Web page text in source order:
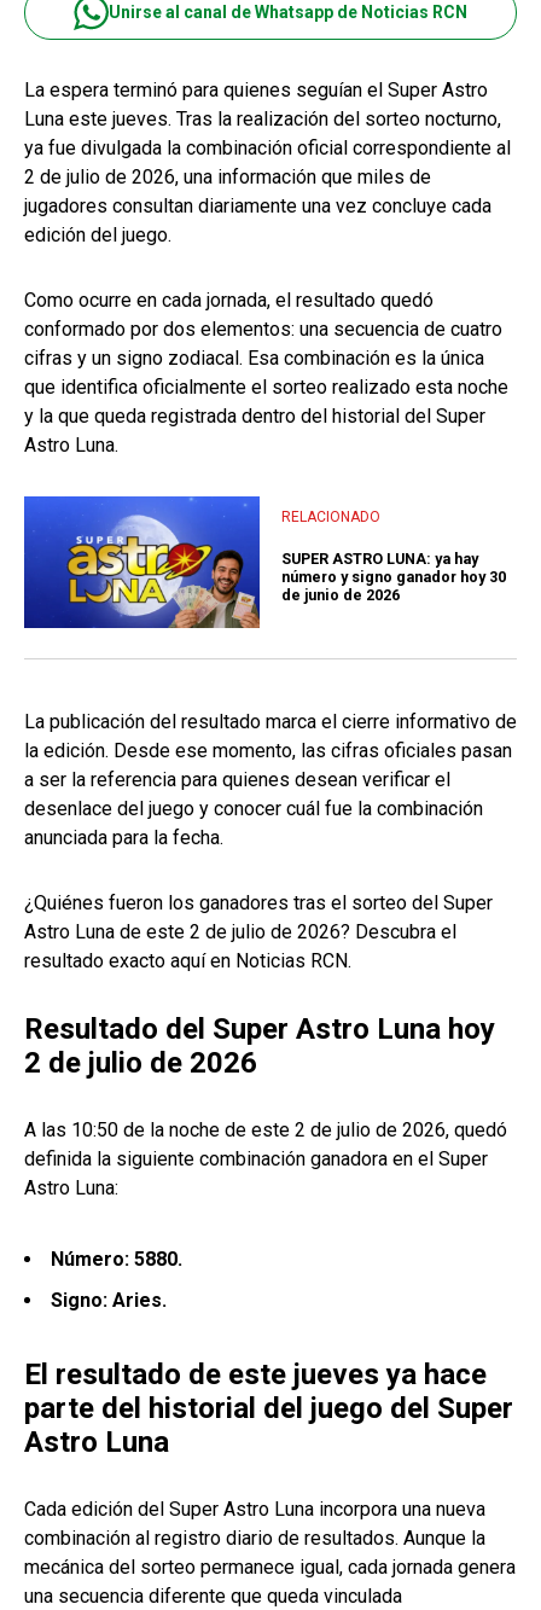
Unirse al canal de Whatsapp de Noticias RCN
La espera terminó para quienes seguían el Super Astro
Luna este jueves. Tras la realización del sorteo nocturno,
ya fue divulgada la combinación oficial correspondiente al
2 de julio de 2026, una información que miles de
jugadores consultan diariamente una vez concluye cada
edición del juego.
Como ocurre en cada jornada, el resultado quedó
conformado por dos elementos: una secuencia de cuatro
cifras y un signo zodiacal. Esa combinación es la única
que identifica oficialmente el sorteo realizado esta noche
y la que queda registrada dentro del historial del Super
Astro Luna.
RELACIONADO
SUPER ASTRO LUNA: ya hay
número y signo ganador hoy 30
de junio de 2026
La publicación del resultado marca el cierre informativo de
la edición. Desde ese momento, las cifras oficiales pasan
a ser la referencia para quienes desean verificar el
desenlace del juego y conocer cuál fue la combinación
anunciada para la fecha.
¿Quiénes fueron los ganadores tras el sorteo del Super
Astro Luna de este 2 de julio de 2026? Descubra el
resultado exacto aquí en Noticias RCN.
Resultado del Super Astro Luna hoy
2 de julio de 2026
A las 10:50 de la noche de este 2 de julio de 2026, quedó
definida la siguiente combinación ganadora en el Super
Astro Luna:
Número: 5880.
Signo: Aries.
El resultado de este jueves ya hace
parte del historial del juego del Super
Astro Luna
Cada edición del Super Astro Luna incorpora una nueva
combinación al registro diario de resultados. Aunque la
mecánica del sorteo permanece igual, cada jornada genera
una secuencia diferente que queda vinculada